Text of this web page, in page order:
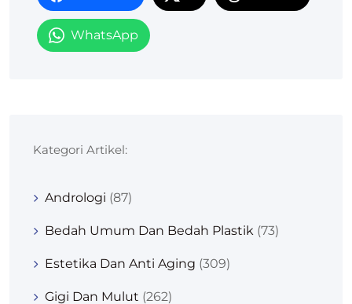
WhatsApp
Kategori Artikel:
Andrologi (87)
Bedah Umum Dan Bedah Plastik (73)
Estetika Dan Anti Aging (309)
Gigi Dan Mulut (262)